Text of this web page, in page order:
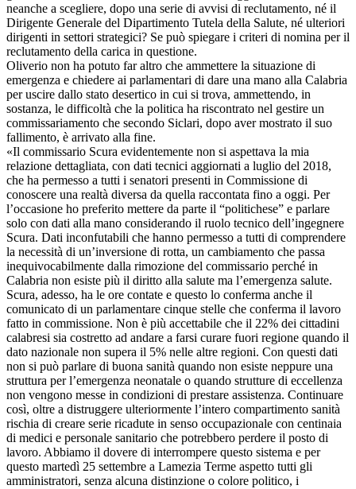
neanche a scegliere, dopo una serie di avvisi di reclutamento, né il
Dirigente Generale del Dipartimento Tutela della Salute, né ulteriori
dirigenti in settori strategici? Se può spiegare i criteri di nomina per il
reclutamento della carica in questione.
Oliverio non ha potuto far altro che ammettere la situazione di
emergenza e chiedere ai parlamentari di dare una mano alla Calabria
per uscire dallo stato desertico in cui si trova, ammettendo, in
sostanza, le difficoltà che la politica ha riscontrato nel gestire un
commissariamento che secondo Siclari, dopo aver mostrato il suo
fallimento, è arrivato alla fine.
«Il commissario Scura evidentemente non si aspettava la mia
relazione dettagliata, con dati tecnici aggiornati a luglio del 2018,
che ha permesso a tutti i senatori presenti in Commissione di
conoscere una realtà diversa da quella raccontata fino a oggi. Per
l’occasione ho preferito mettere da parte il “politichese” e parlare
solo con dati alla mano considerando il ruolo tecnico dell’ingegnere
Scura. Dati inconfutabili che hanno permesso a tutti di comprendere
la necessità di un’inversione di rotta, un cambiamento che passa
inequivocabilmente dalla rimozione del commissario perché in
Calabria non esiste più il diritto alla salute ma l’emergenza salute.
Scura, adesso, ha le ore contate e questo lo conferma anche il
comunicato di un parlamentare cinque stelle che conferma il lavoro
fatto in commissione. Non è più accettabile che il 22% dei cittadini
calabresi sia costretto ad andare a farsi curare fuori regione quando il
dato nazionale non supera il 5% nelle altre regioni. Con questi dati
non si può parlare di buona sanità quando non esiste neppure una
struttura per l’emergenza neonatale o quando strutture di eccellenza
non vengono messe in condizioni di prestare assistenza. Continuare
così, oltre a distruggere ulteriormente l’intero compartimento sanità
rischia di creare serie ricadute in senso occupazionale con centinaia
di medici e personale sanitario che potrebbero perdere il posto di
lavoro. Abbiamo il dovere di interrompere questo sistema e per
questo martedì 25 settembre a Lamezia Terme aspetto tutti gli
amministratori, senza alcuna distinzione o colore politico, i